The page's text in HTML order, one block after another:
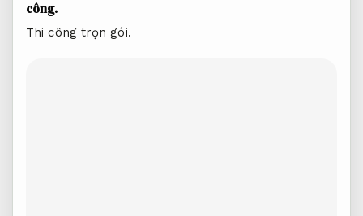
công.
Thi công trọn gói.